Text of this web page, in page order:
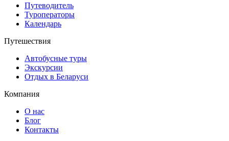
Путеводитель
Туроператоры
Календарь
Путешествия
Автобусные туры
Экскурсии
Отдых в Беларуси
Компания
О нас
Блог
Контакты